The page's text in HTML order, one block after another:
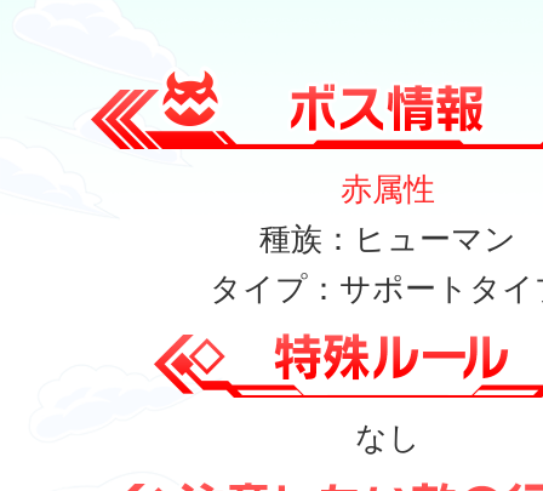
赤属性
種族：ヒューマン
タイプ：サポートタイ
なし